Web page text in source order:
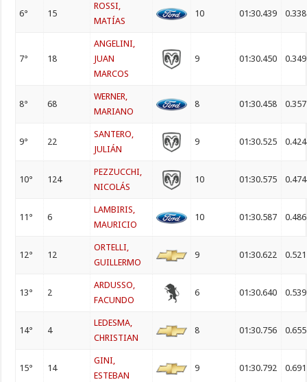
6° 15
ROSSI,
MATÍAS
10 01:30.439 0.338
7° 18
ANGELINI,
JUAN
MARCOS
9 01:30.450 0.349
8° 68
WERNER,
MARIANO
8 01:30.458 0.357
9° 22
SANTERO,
JULIÁN
9 01:30.525 0.424
10° 124
PEZZUCCHI,
NICOLÁS
10 01:30.575 0.474
11° 6
LAMBIRIS,
MAURICIO
10 01:30.587 0.486
12° 12
ORTELLI,
GUILLERMO
9 01:30.622 0.521
13° 2
ARDUSSO,
FACUNDO
6 01:30.640 0.539
14° 4
LEDESMA,
CHRISTIAN
8 01:30.756 0.655
15° 14
GINI,
ESTEBAN
9 01:30.792 0.691